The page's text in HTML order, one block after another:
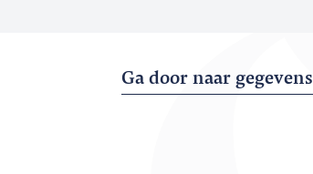
Ga door naar gegevens